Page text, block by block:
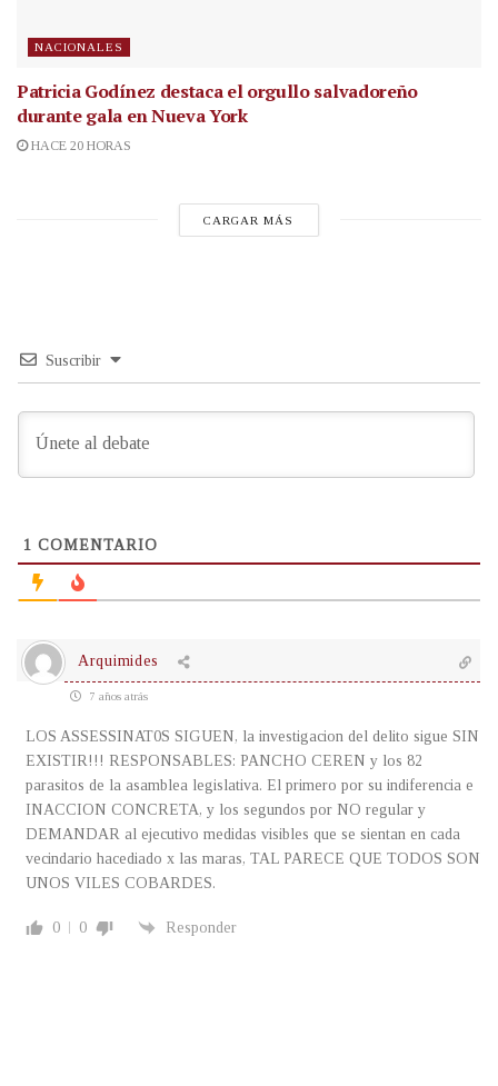
NACIONALES
Patricia Godínez destaca el orgullo salvadoreño
durante gala en Nueva York
HACE 20 HORAS
CARGAR MÁS
Suscribir
1 COMENTARIO
Arquimides
7 años atrás
LOS ASSESSINAT0S SIGUEN, la investigacion del delito sigue SIN
EXISTIR!!! RESPONSABLES: PANCHO CEREN y los 82
parasitos de la asamblea legislativa. El primero por su indiferencia e
INACCION CONCRETA, y los segundos por NO regular y
DEMANDAR al ejecutivo medidas visibles que se sientan en cada
vecindario hacediado x las maras, TAL PARECE QUE TODOS SON
UNOS VILES COBARDES.
0 0 Responder